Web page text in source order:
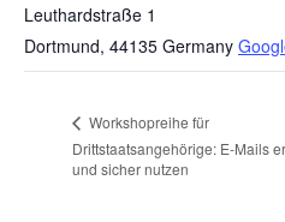
Leuthardstraße 1
Dortmund, 44135 Germany
Workshopreihe für
Drittstaatsangehörige: E-Mails
und sicher nutzen